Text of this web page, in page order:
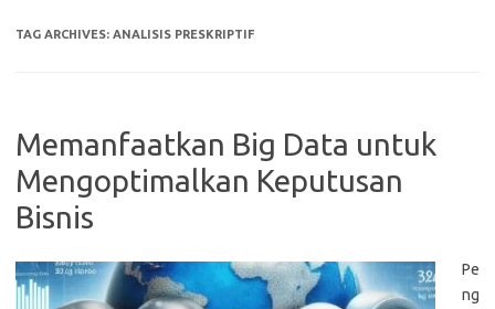
TAG ARCHIVES: ANALISIS PRESKRIPTIF
Memanfaatkan Big Data untuk
Mengoptimalkan Keputusan
Bisnis
Pe
ng